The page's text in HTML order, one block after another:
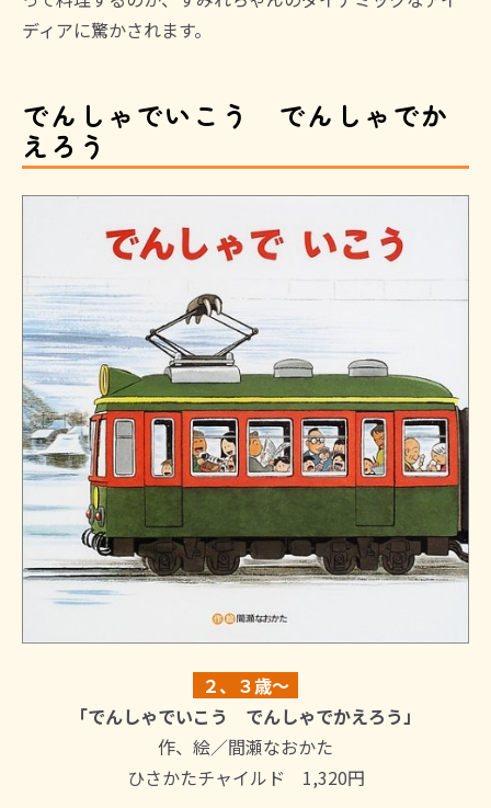
ディアに驚かされます。
でんしゃでいこう でんしゃでか
えろう
２、３歳～
「でんしゃでいこう でんしゃでかえろう」
作、絵／間瀬なおかた
ひさかたチャイルド 1,320円